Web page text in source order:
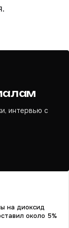
интервью с
на диоксид
около 5%